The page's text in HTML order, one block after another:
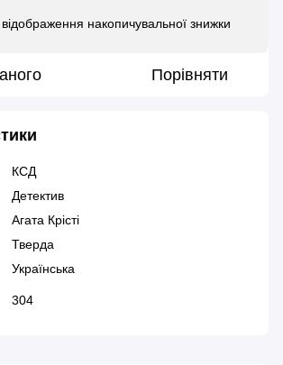
накопичувальної знижки
Порівняти
КСД
Детектив
Агата Крісті
Тверда
Українська
304